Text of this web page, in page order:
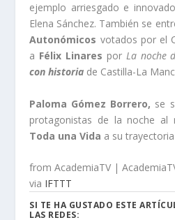
ejemplo arriesgado e
Elena Sánchez. También se
Autonómicos votados por el
a Félix Linares por La noche
con historia de Castilla-La
Paloma Gómez Borrero, se
protagonistas de la noche al
Toda una Vida a su
from AcademiaTV |
via IFTTT
SI TE HA GUSTADO ESTE
LAS REDES: